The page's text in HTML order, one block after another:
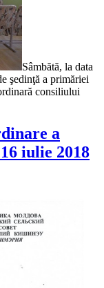
Sâmbătă, la data
şedinţă a primăriei
consiliului
a
iulie 2018